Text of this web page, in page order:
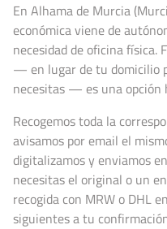
En Alhama de Murcia
económica viene de
necesidad de oficina física.
— en lugar de tu domicilio
necesitas — es una opción
Recogemos toda la
avisamos por email el
digitalizamos y enviamos
necesitas el original o un
recogida con MRW o DHL
siguientes a tu